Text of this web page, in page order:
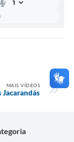
MAIS VÍDEOS
Jacarandás